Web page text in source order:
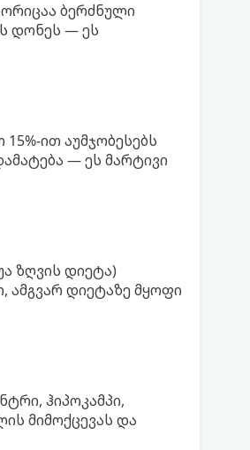
ბერძნული
დონეს — ეს
ით აუმჯობესებს
— ეს მარტივი
ზღვის დიეტა)
ამგვარ დიეტაზე მყოფი
ჰიპოკამპი,
მიმოქცევას და